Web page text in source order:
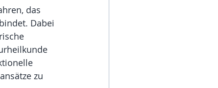
das
Dabei
zu